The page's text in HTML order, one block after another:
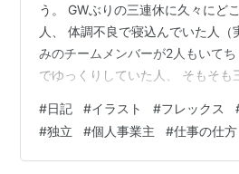
う。 GWぶりの三連休に久々にど
人、 体調不良で寝込んでいた人
みのチームメンバーが2人もいて
でゆっくりしていた人、 そもそも
めの前哨戦である。 少し言い方を
テスト1週間前とかになると部活と
週間、みたいな感じだ。もっと言
#日記 #イラスト #フレックス
#独立 #個人事業主 #仕事の仕方